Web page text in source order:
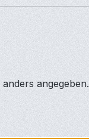
angegeben.